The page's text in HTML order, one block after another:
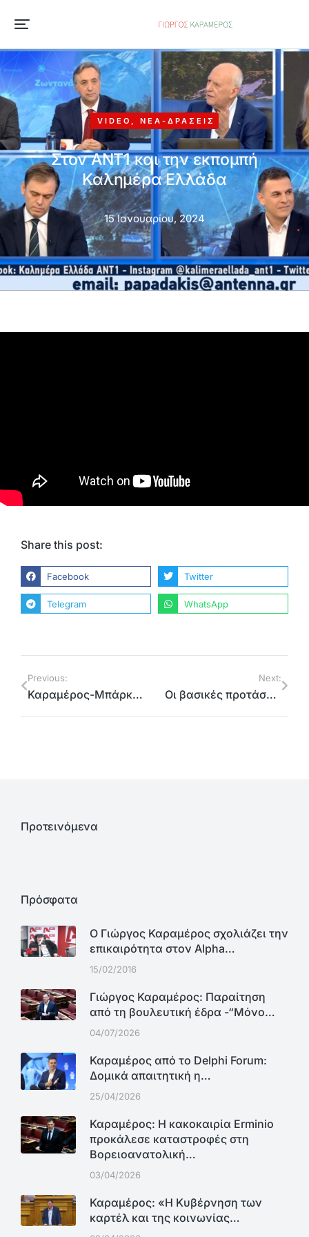
VIDEO , ΝΈΑ-ΔΡΆΣΕΙΣ
Στον ΑΝΤ1 και την εκπομπή
Καλημέρα Ελλάδα
15 Ιανουαρίου, 2024
Share this post:
Facebook Twitter
Telegram WhatsApp
Previous:
Καραμέρος-Μπάρκας: «2.500 αστυνομικοί ΔΙΑΣ στη Βορειοανατολική Αττική το 2019, 500 το 2024»
Next:
Οι βασικές προτάσεις του τομέα Ψηφιακής Διακυβέρνησης που παρουσίασε στις Σπέτσες ο βουλευτής του ΣΥΡΙΖΑ Π.Σ Γιώργος Καραμέρος
Προτεινόμενα
Πρόσφατα
Ο Γιώργος Καραμέρος σχολιάζει την
επικαιρότητα στον Alpha…
15/02/2016
Γιώργος Καραμέρος: Παραίτηση
από τη βουλευτική έδρα -“Μόνο…
04/07/2026
Καραμέρος από το Delphi Forum:
Δομικά απαιτητική η…
25/04/2026
Καραμέρος: Η κακοκαιρία Erminio
προκάλεσε καταστροφές στη
Βορειοανατολική…
03/04/2026
Καραμέρος: «Η Κυβέρνηση των
καρτέλ και της κοινωνίας…